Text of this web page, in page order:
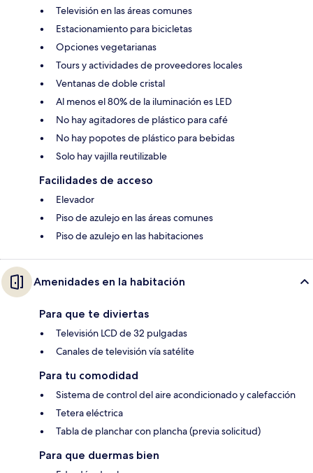
Televisión en las áreas comunes
Estacionamiento para bicicletas
Opciones vegetarianas
Tours y actividades de proveedores locales
Ventanas de doble cristal
Al menos el 80% de la iluminación es LED
No hay agitadores de plástico para café
No hay popotes de plástico para bebidas
Solo hay vajilla reutilizable
Facilidades de acceso
Elevador
Piso de azulejo en las áreas comunes
Piso de azulejo en las habitaciones
Amenidades en la habitación
Para que te diviertas
Televisión LCD de 32 pulgadas
Canales de televisión vía satélite
Para tu comodidad
Sistema de control del aire acondicionado y calefacción
Tetera eléctrica
Tabla de planchar con plancha (previa solicitud)
Para que duermas bien